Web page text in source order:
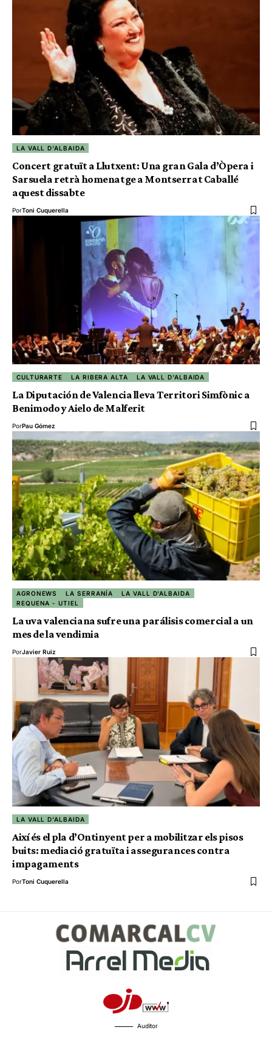
LA VALL D'ALBAIDA
Concert gratuït a Llutxent: Una gran Gala d’Òpera i
Sarsuela retrà homenatge a Montserrat Caballé
aquest dissabte
PorToni Cuquerella
CULTURARTE LA RIBERA ALTA LA VALL D'ALBAIDA
La Diputación de Valencia lleva Territori Simfònic a
Benimodo y Aielo de Malferit
PorPau Gómez
AGRONEWS LA SERRANÍA
LA VALL D'ALBAIDA
REQUENA - UTIEL
La uva valenciana sufre una parálisis comercial a un
mes de la vendimia
PorJavier Ruiz
LA VALL D'ALBAIDA
Així és el pla d’Ontinyent per a mobilitzar els pisos
buits: mediació gratuïta i assegurances contra
impagaments
PorToni Cuquerella
Auditor